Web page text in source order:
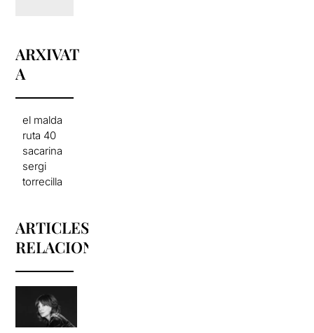
ARXIVAT
A
el malda
ruta 40
sacarina
sergi
torrecilla
ARTICLES
RELACIONATS